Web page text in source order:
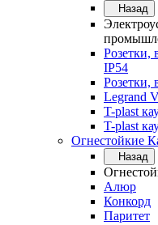
Назад
Розетки,
IP54
Розетки,
Legrand
T-plast
T-plast
Огнестойкие
Назад
Алюр
Конкорд
Паритет